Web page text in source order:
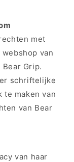
met
van
Grip.
schriftelijke
te maken van
van Bear
van haar